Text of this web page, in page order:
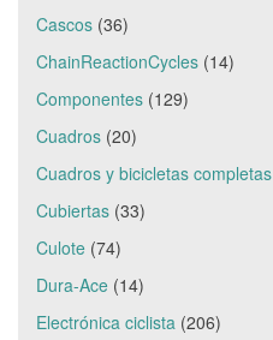
Cascos (36)
ChainReactionCycles (14)
Componentes (129)
Cuadros (20)
Cuadros y bicicletas completas
Cubiertas (33)
Culote (74)
Dura-Ace (14)
Electrónica ciclista (206)